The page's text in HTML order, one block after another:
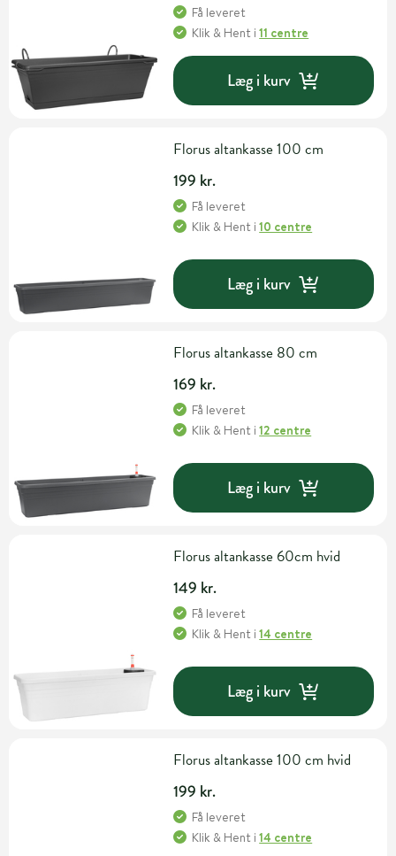
Få leveret
Klik & Hent i11 centre
Læg i kurv
Florus altankasse 100 cm
199 kr.
Få leveret
Klik & Hent i10 centre
Læg i kurv
Florus altankasse 80 cm
169 kr.
Få leveret
Klik & Hent i12 centre
Læg i kurv
Florus altankasse 60cm hvid
149 kr.
Få leveret
Klik & Hent i14 centre
Læg i kurv
Florus altankasse 100 cm hvid
199 kr.
Få leveret
Klik & Hent i14 centre